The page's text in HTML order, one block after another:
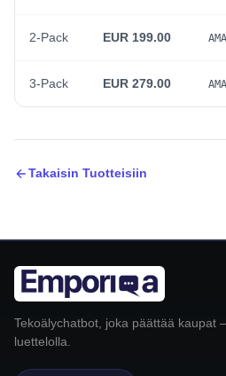
2-Pack EUR 199.00
3-Pack EUR 279.00
Takaisin Tuotteisiin
Tekoälychatbot, joka päättää kaupat
luettelolla.